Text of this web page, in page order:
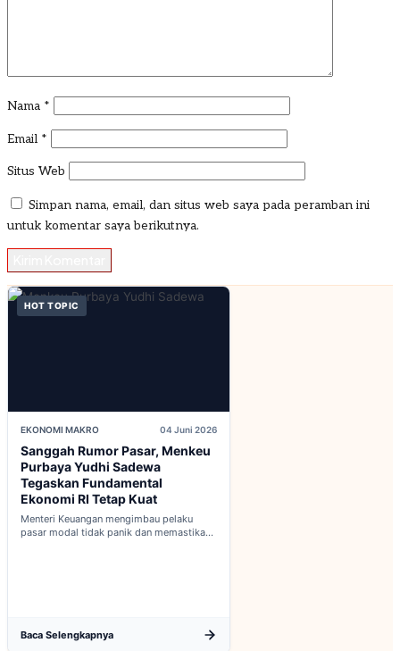
Nama *
Email *
Situs Web
Simpan nama, email, dan situs web saya pada peramban ini
untuk komentar saya berikutnya.
HOT TOPIC
EKONOMI MAKRO 04 Juni 2026
Sanggah Rumor Pasar, Menkeu
Purbaya Yudhi Sadewa
Tegaskan Fundamental
Ekonomi RI Tetap Kuat
Menteri Keuangan mengimbau pelaku
pasar modal tidak panik dan memastikan
Baca Selengkapnya